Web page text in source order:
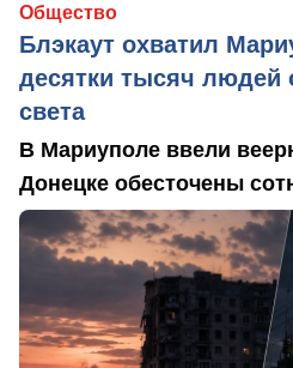
Общество
Блэкаут охватил
десятки тысяч людей
света
В Мариуполе ввели
Донецке обесточены